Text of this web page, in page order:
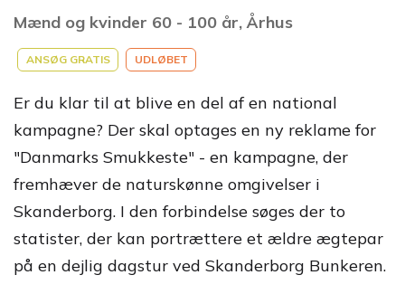
Mænd og kvinder 60 - 100 år, Århus
ANSØG GRATIS UDLØBET
Er du klar til at blive en del af en national
kampagne? Der skal optages en ny reklame for
"Danmarks Smukkeste" - en kampagne, der
fremhæver de naturskønne omgivelser i
Skanderborg. I den forbindelse søges der to
statister, der kan portrættere et ældre ægtepar
på en dejlig dagstur ved Skanderborg Bunkeren.